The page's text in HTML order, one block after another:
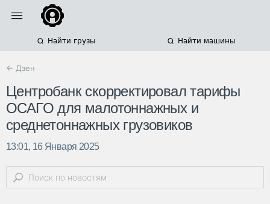
Найти грузы Найти машины
← Дзен
Центробанк скорректировал тарифы
ОСАГО для малотоннажных и
среднетоннажных грузовиков
13:01, 16 Января 2025